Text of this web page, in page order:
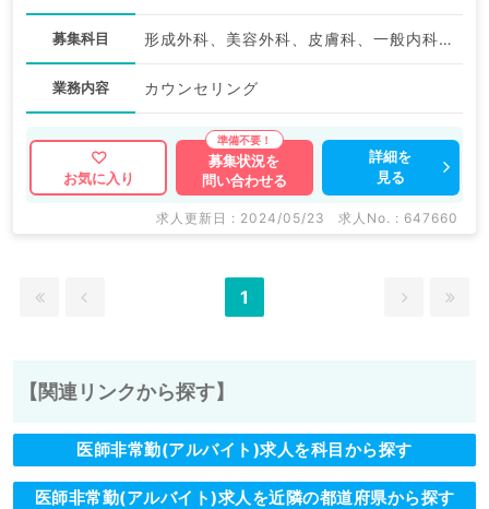
募集科目 形成外科、美容外科、皮膚科、一般内科、消化器内科、外科系全般、一般外科、美容皮膚科、科目不問
業務内容 カウンセリング
お気に入り
募集状況を
問い合わせる
詳細を
見る
求人更新日 : 2024/05/23 求人No. : 647660
1
【関連リンクから探す】
医師非常勤(アルバイト)求人を科目から探す
医師非常勤(アルバイト)求人を近隣の都道府県から探す